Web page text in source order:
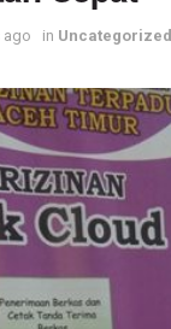
ago in Uncategorized